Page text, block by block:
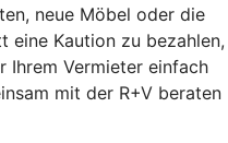
neue Möbel oder die
eine Kaution zu bezahlen,
Ihrem Vermieter einfach
mit der R+V beraten